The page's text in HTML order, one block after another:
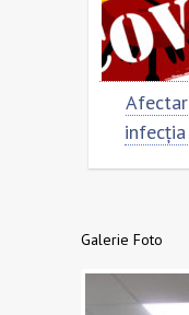
infecția
Galerie Foto